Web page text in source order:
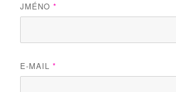
JMÉNO*
E-MAIL*